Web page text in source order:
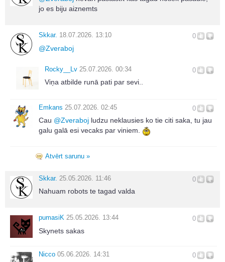
jo es biju aiznemts
0
Skkar. 18.07.2026. 13:10
@Zveraboj
0
Rocky__Lv 25.07.2026. 00:34
Viņa atbilde runā pati par sevi..
0
Emkans 25.07.2026. 02:45
Cau @Zveraboj ludzu neklausies ko tie citi saka, tu jau
galu galā esi vecaks par viniem.
Atvērt sarunu »
0
Skkar. 25.05.2026. 11:46
Nahuam robots te tagad valda
0
pumasiK 25.05.2026. 13:44
Skynets sakas
0
Nicco 05.06.2026. 14:31